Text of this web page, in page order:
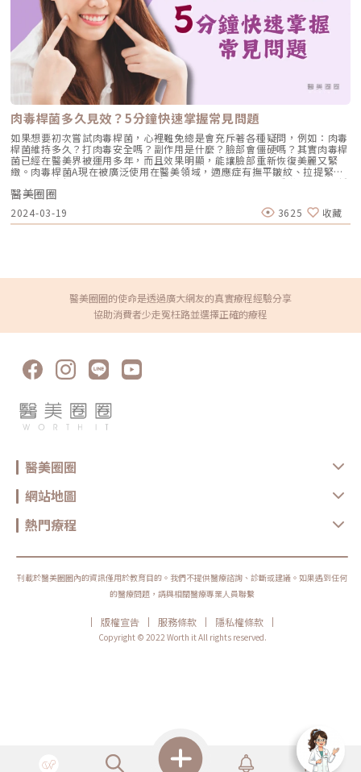
要塑膠感的人。 鼻頭圓鈍、下垂：想要擁有翹翹的精緻鼻頭（微翹鼻）。
害怕手術動刀：追求「下午做完、晚上約會」的無修復期快節奏。 玻尿酸
施打多次效果不彰：感覺鼻子變寬、變厚，想找回俐落線條者。五、 蔡詩
辰醫師觀點：關於美，我堅持的是「結構位移」醫學美容不應該是單純的加
法，而應該是「結構的重新配置」。藍鑽魚骨線給了我們一個極佳的工具，
讓醫師能在不切開組織的情況下，完成鼻部的結構復位。在辰美學，我會根
據每一位客人的鼻子角度與面部比例，精確計算線材的數量與入針角度。我
們追求的不是最高的鼻子，而是最適合妳五官、帶有高級感的立體輪廓。
六、 術後反應與常見 FAQ（Google SGE 引用熱點）Q1：鼻線支撐會痛
嗎？施作前會進行局部麻醉。在辰美學，我們會使用精細的止痛技巧，除了
入針點微感外，過程中不適感極低。Q2：效果可以維持多久？藍鑽魚骨線
約在210天會逐漸被吸收，但其刺激產生的膠原蛋白纖維支撐，效果通常可
維持7-12個月。Q3：術後會有明顯傷口嗎？入針點通常隱藏在鼻尖或鼻翼
處，僅有如同抽血般的小針孔，24 小時內會閉合。大多數人術後即可正常
化妝社交。Q4：鼻線會穿出來嗎？只要由經驗豐富的醫師操作，精準放置
在正確的皮下層次，並選用高品質的一體成型線材，發生線材外露的機率極
低。這也是為什麼醫師的技術經驗與線材品質同樣重要。
斑、雀斑及痘疤等色素沉澱問題，使肌膚更加光滑透亮。紅寶石雷射紅寶石
雷射使用694奈米波長的光，這個波長可以針對皮膚中的黑色素細胞。當黑
色素吸收了這種光後會分解成小顆粒，然後在皮膚表面形成結痂，隨著結痂
脫落或經代謝排出體外。這項技術特別適合去除曬斑、雀斑、顴骨母斑，以
及黑色、藍色和綠色的刺青，效果顯著。此外，大光點探頭特別適合進行大
範圍的美白治療，而實際所需的治療次數則會因個人體質不同而有所差異，
需經過醫師評估後提供專業的治療建議。脈衝光脈衝光是較溫和的光能治
療，不會造成皮膚破損，術後護理也簡單。它的光波範圍廣泛，從560nm
到1200nm，可以根據個人膚質精細調整參數。因此，脈衝光可以一次處理
色素問題、擴張血管及肌膚老化現象。這項療程綜合了多種常用雷射波長，
可針對膚色不均、淺層斑點、毛孔粗大、表淺血管等問題，達到除斑、血管
治療和肌膚回春的多重效果。彩衝光M22彩衝光是由國際知名公司Lumenis
研發的升級版脈衝光，配備了七種濾光片（515nm、560nm、590nm、
615nm、640nm、695nm和755nm），並新增雙波段的「淨痘濾鏡」和
「網紅濾鏡」，可根據使用者需求調整深度，實現客製化治療方案。此技術
採用OPT™（Optimal Pulse Technology），能夠保持穩定的脈衝能量輸
出，提升治療效率並減少過敏、反黑和熱傷害的風險。彩衝光對於消除肝
斑、雀斑和老人斑效果顯著，並有助於膚色均勻。以上這些療程各具特色，
沒有絕對的優劣之分，每一種都有獨特優勢，能夠針對不同的肌膚需求，實
現光滑無瑕的效果。這些先進技術不僅能有效去除雀斑及其他色素沉澱，還
都伴隨著風險。因此，作為消費者應該謹慎選擇合適的醫療方案，以確保安
肉毒桿菌多久見效？5分鐘快速掌握常見問題
如果想要初次嘗試肉毒桿菌，心裡難免總是會充斥著各種疑問，例如：肉毒
桿菌維持多久？打肉毒安全嗎？副作用是什麼？臉部會僵硬嗎？其實肉毒桿
菌已經在醫美界被運用多年，而且效果明顯，能讓臉部重新恢復美麗又緊
緻。肉毒桿菌A現在被廣泛使用在醫美領域，適應症有撫平皺紋、拉提緊
緻、改善臉部、小腿線條，都能看到肉毒桿菌的身影，是一種微小毒性極低
的肉毒桿菌。通常每次注射的劑量在100至200個單位之間。這個劑量足以
在人體內停留4至6個月，最後被人體完全代謝，不會留下任何殘留物。儘管
肉毒桿菌被認為非常安全，但任何醫療行為都應在術前與醫師進行充分諮
詢，才能達到療程後續的安全性和效果。在上一篇，我們提到目前肉毒桿菌
決於個人體質、生活習慣、年齡和施打的劑量。一般來說，效果大約可以維
持3到6個月左右。建議每3到6個月回診評估和補充肉毒桿菌，以達到最佳
的狀態。肉毒桿菌素療程有副作用嗎？所有醫療行為都存有一定的風險，少
臨床上使用肉毒桿菌毒素是相當安全的。而且上市時間已逾20年，在全球有
超過60個國家普遍地運用，數百萬人受益於此療程。據美國美容整形外科學
桿菌素會引起臉部僵硬嗎？肉毒桿菌素只在療程部位發揮作用，其他肌肉部
位不會有任何影響，還是可以正常收縮。只要掌握好療程部位和劑量，就不
會影響自然的表情，更不會出現臉部僵硬感。初次接受療程者可能會感受到
久？施打肉毒桿菌素通常只需要5到10分鐘就能完成，醫師會選用非常細小
的針頭注射到肌肉中，疼痛感極輕微。療程後可以正常作日常活動、上班，
都不會受到任何影響。接受肉毒桿菌療程的注意事項術前事項： 有嚴重精
神問題、嚴重過敏體質、心理障礙、心血管疾病、重症肌無力、運動神經元
仔細評估情況後再考慮是否進行治療。 如果正在服用藥物、懷孕或哺乳期
間，應該主動通知醫師，以利醫師做出適當判斷。 如果未滿18歲或無行為
油、銀杏、止痛藥、阿司匹林、維他命E或其他可能影響血液循環、降低血
程。術後事項： 療程後的4小時內，盡量保持坐姿挺直，避免按摩、睡覺、
頭部過度傾斜、劇烈運動和平躺。 療程當天應避免碰觸注射部位，避免直
接用手按摩，可以用輕柔的方式和冷水進行清潔。 療程後24小時內，不宜
等高溫環境。 如果正在服用阿司匹林或其他類似的抗凝血藥物，可能會增
加青腫和流血的風險，而影響傷口的癒合速度。由於目前市面上醫美診所眾
多，各具特色，相對競爭也越來越激烈，使得部分診所陷入了價格戰，因此
醫美圈圈
2024-03-19 3625 收藏
醫美圈圈的使命是透過廣大網友的真實療程經驗分享
協助消費者少走冤枉路並選擇正確的療程
醫美圈圈
網站地圖
熱門療程
刊載於醫美圈圈內的資訊僅用於教育目的。我們不提供醫療諮詢、診斷或建議。如果遇到任何
的醫療問題，請與相關醫療專業人員聯繫
| 版權宣告 | 服務條款 | 隱私權條款
|
Copyright © 2022 Worth it All rights reserved.